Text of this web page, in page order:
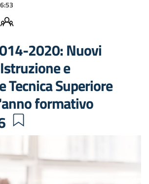
2020: Nuovi
e
Tecnica Superiore
formativo